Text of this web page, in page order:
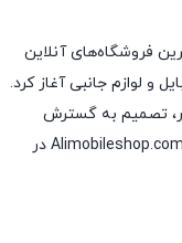
فروشگاه‌های آنلاین
و لوازم جانبی آغاز کرد.
تصمیم به گسترش
خدمات خود گرفت و به همین منظور، وبسایت Alimobileshop.com در